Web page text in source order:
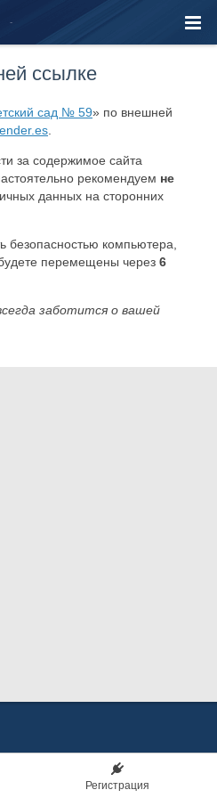
ссылке
сад № 59» по внешней
за содержимое сайта
рекомендуем не
данных на сторонних
безопасностью компьютера,
перемещены через 6
заботится о вашей
Регистрация